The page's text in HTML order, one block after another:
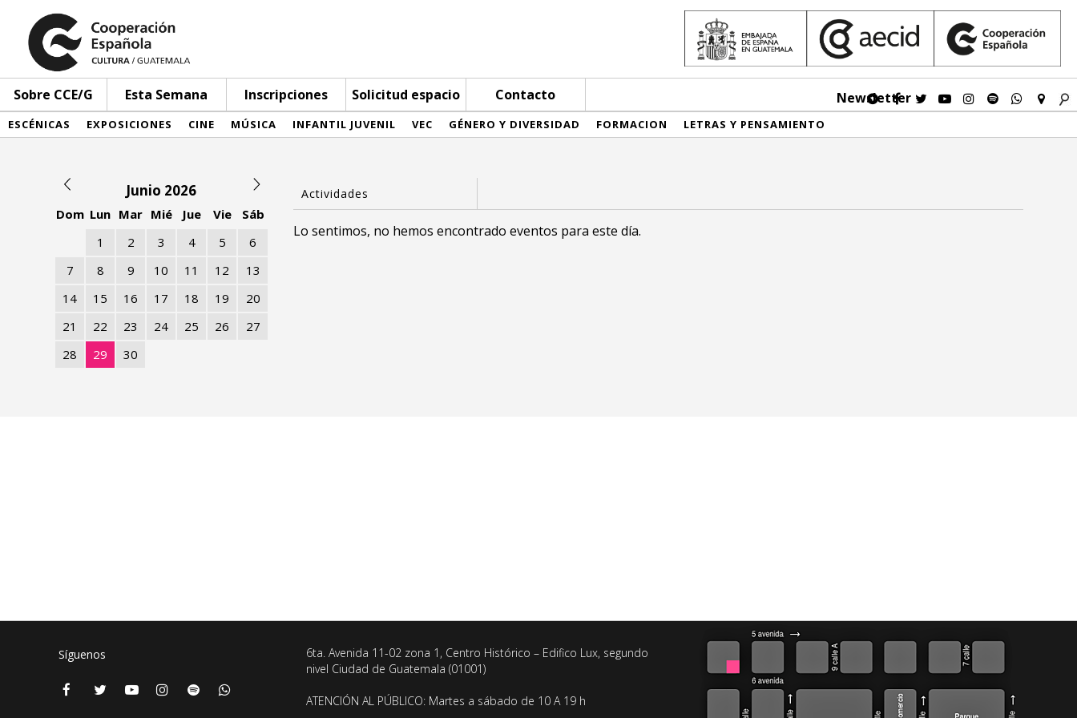
Sobre CCE/G Esta Semana Inscripciones Solicitud espacio Contacto Newsletter
ESCÉNICAS EXPOSICIONES CINE MÚSICA INFANTIL JUVENIL VEC GÉNERO Y DIVERSIDAD FORMACION LETRAS Y PENSAMIENTO
Junio 2026
Dom Lun Mar Mié Jue Vie
Sáb
1
2 3 4 5
6
7
8 9 10 11 12
13
14
15 16 17 18 19
20
21
22 23 24 25 26
27
28
29 30
Lo sentimos, no hemos encontrado eventos para este día.
Síguenos
6ta. Avenida 11-02 zona 1, Centro Histórico – Edifico Lux, segundo
nivel Ciudad de Guatemala (01001)
ATENCIÓN AL PÚBLICO: Martes a sábado de 10 A 19 h